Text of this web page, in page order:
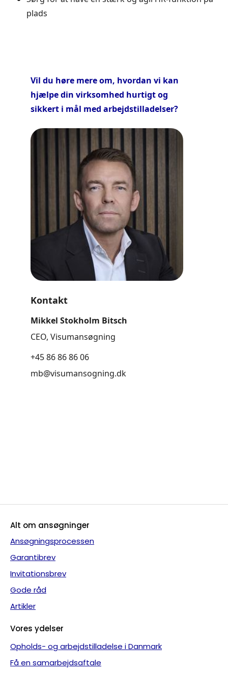
plads
Vil du høre mere om, hvordan vi kan
hjælpe din virksomhed hurtigt og
sikkert i mål med arbejdstilladelser?
Kontakt
Mikkel Stokholm Bitsch
CEO, Visumansøgning
+45 86 86 86 06
mb@visumansogning.dk
Alt om ansøgninger
Ansøgningsprocessen
Garantibrev
Invitationsbrev
Gode råd
Artikler
Vores ydelser
Opholds- og arbejdstilladelse i Danmark
Få en samarbejdsaftale